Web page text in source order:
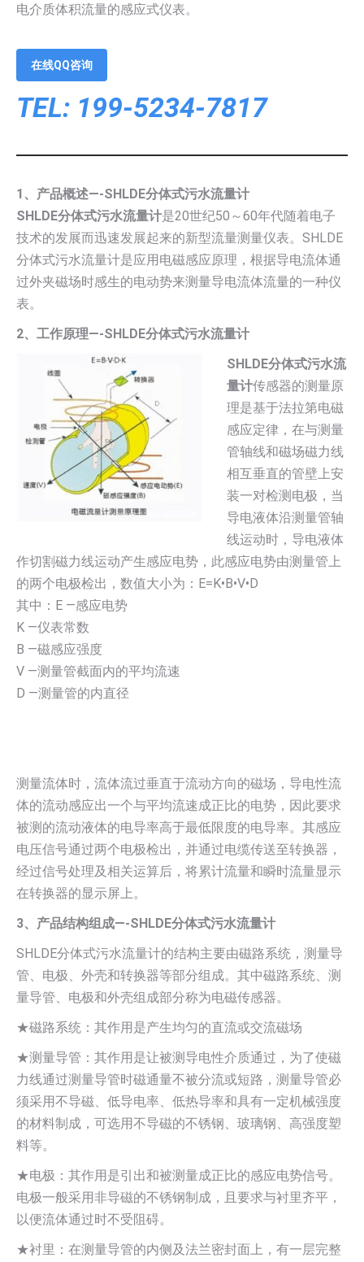
电介质体积流量的感应式仪表。
在线QQ咨询
TEL: 199-5234-7817
1、产品概述—-SHLDE分体式污水流量计
SHLDE分体式污水流量计是20世纪50～60年代随着电子
技术的发展而迅速发展起来的新型流量测量仪表。SHLDE
分体式污水流量计是应用电磁感应原理，根据导电流体通
过外夹磁场时感生的电动势来测量导电流体流量的一种仪
表。
2、工作原理—-SHLDE分体式污水流量计
SHLDE分体式污水流
量计传感器的测量原
理是基于法拉第电磁
感应定律，在与测量
管轴线和磁场磁力线
相互垂直的管壁上安
装一对检测电极，当
导电液体沿测量管轴
线运动时，导电液体
作切割磁力线运动产生感应电势，此感应电势由测量管上
的两个电极检出，数值大小为：E=K•B•V•D
其中：E —感应电势
K —仪表常数
B —磁感应强度
V —测量管截面内的平均流速
D —测量管的内直径
测量流体时，流体流过垂直于流动方向的磁场，导电性流
体的流动感应出一个与平均流速成正比的电势，因此要求
被测的流动液体的电导率高于最低限度的电导率。其感应
电压信号通过两个电极检出，并通过电缆传送至转换器，
经过信号处理及相关运算后，将累计流量和瞬时流量显示
在转换器的显示屏上。
3、产品结构组成—-SHLDE分体式污水流量计
SHLDE分体式污水流量计的结构主要由磁路系统，测量导
管、电极、外壳和转换器等部分组成。其中磁路系统、测
量导管、电极和外壳组成部分称为电磁传感器。
★磁路系统：其作用是产生均匀的直流或交流磁场
★测量导管：其作用是让被测导电性介质通过，为了使磁
力线通过测量导管时磁通量不被分流或短路，测量导管必
须采用不导磁、低导电率、低热导率和具有一定机械强度
的材料制成，可选用不导磁的不锈钢、玻璃钢、高强度塑
料等。
★电极：其作用是引出和被测量成正比的感应电势信号。
电极一般采用非导磁的不锈钢制成，且要求与衬里齐平，
以便流体通过时不受阻碍。
★衬里：在测量导管的内侧及法兰密封面上，有一层完整